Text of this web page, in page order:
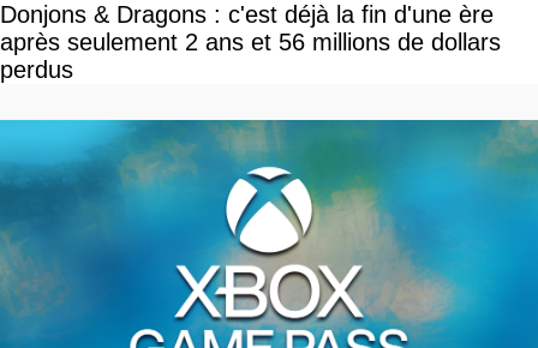
Donjons & Dragons : c'est déjà la fin d'une ère
après seulement 2 ans et 56 millions de dollars
perdus